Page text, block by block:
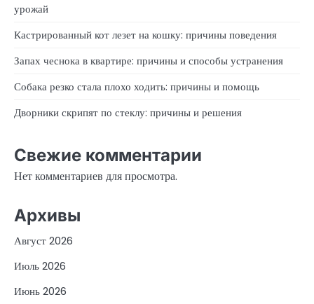
урожай
Кастрированный кот лезет на кошку: причины поведения
Запах чеснока в квартире: причины и способы устранения
Собака резко стала плохо ходить: причины и помощь
Дворники скрипят по стеклу: причины и решения
Свежие комментарии
Нет комментариев для просмотра.
Архивы
Август 2026
Июль 2026
Июнь 2026